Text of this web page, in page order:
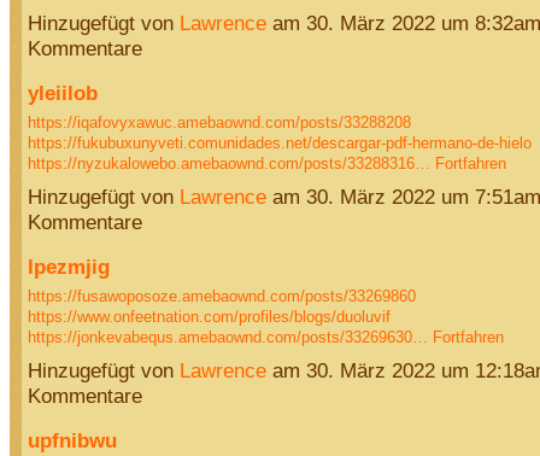
Hinzugefügt von Lawrenceam 30. März 2022 um
Kommentare
yleiilob
https://iqafovyxawuc.amebaownd.com/posts/33288208
https://fukubuxunyveti.comunidades.net/descargar-pdf-hermano-de-hielo
https://nyzukalowebo.amebaownd.com/posts/33288316…
Fortfahren
Hinzugefügt von Lawrenceam 30. März 2022 um
Kommentare
lpezmjig
https://fusawoposoze.amebaownd.com/posts/33269860
https://www.onfeetnation.com/profiles/blogs/duoluvif
https://jonkevabequs.amebaownd.com/posts/33269630…
Fortfahren
Hinzugefügt von Lawrenceam 30. März 2022 um
Kommentare
upfnibwu